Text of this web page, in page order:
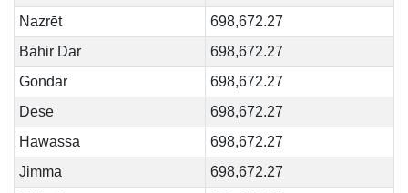
Nazrēt
698,672.27
Bahir Dar
698,672.27
Gondar
698,672.27
Desē
698,672.27
Hawassa
698,672.27
Jimma
698,672.27